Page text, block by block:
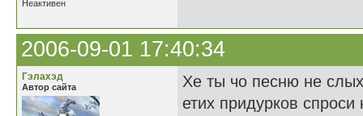
Неактивен
2006-09-01 17:40:34
Гэлахэд
Автор сайта
Хе ты чо песню не
етих придурков спроси